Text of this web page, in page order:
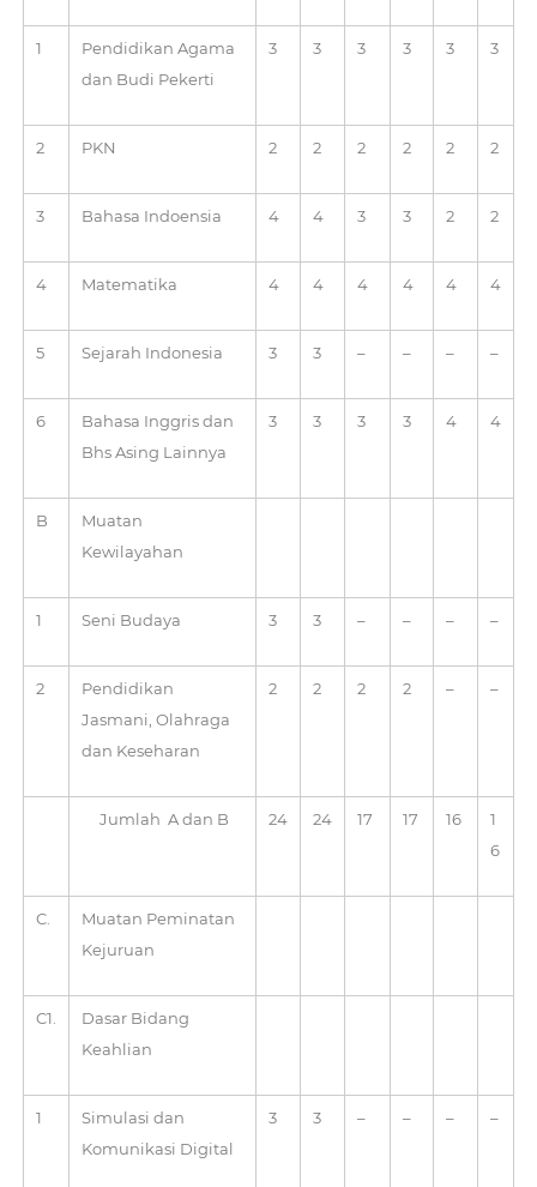
1
Pendidikan Agama
dan Budi Pekerti
3 3 3 3 3 3
2 PKN 2 2 2 2 2 2
3 Bahasa Indoensia 4 4 3 3 2 2
4 Matematika 4 4 4 4 4 4
5 Sejarah Indonesia 3 3 – – – –
6
Bahasa Inggris dan
Bhs Asing Lainnya
3 3 3 3 4 4
B
Muatan
Kewilayahan
1 Seni Budaya 3 3 – – – –
2
Pendidikan
Jasmani, Olahraga
dan Keseharan
2 2 2 2 – –
Jumlah A dan B 24 24 17 17 16
1
6
C.
Muatan Peminatan
Kejuruan
C1.
Dasar Bidang
Keahlian
1
Simulasi dan
Komunikasi Digital
3 3 – – – –